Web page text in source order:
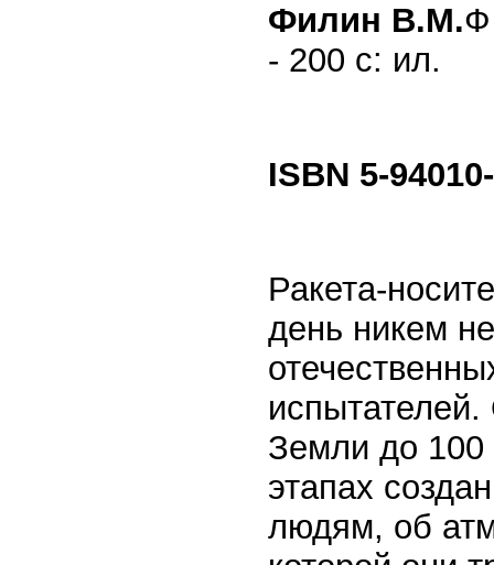
Филин В.М.Ф
- 200 с: ил.
ISBN 5-
Ракета-
день никем
Земли до 100
этапах
людям, об